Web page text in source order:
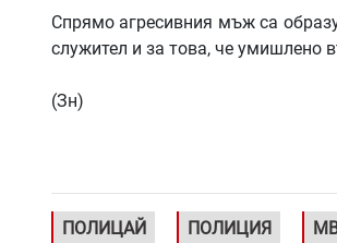
Спрямо агресивния мъж са
служител и за това, че умишлено
(Зн)
ПОЛИЦАЙ ПОЛИЦИЯ